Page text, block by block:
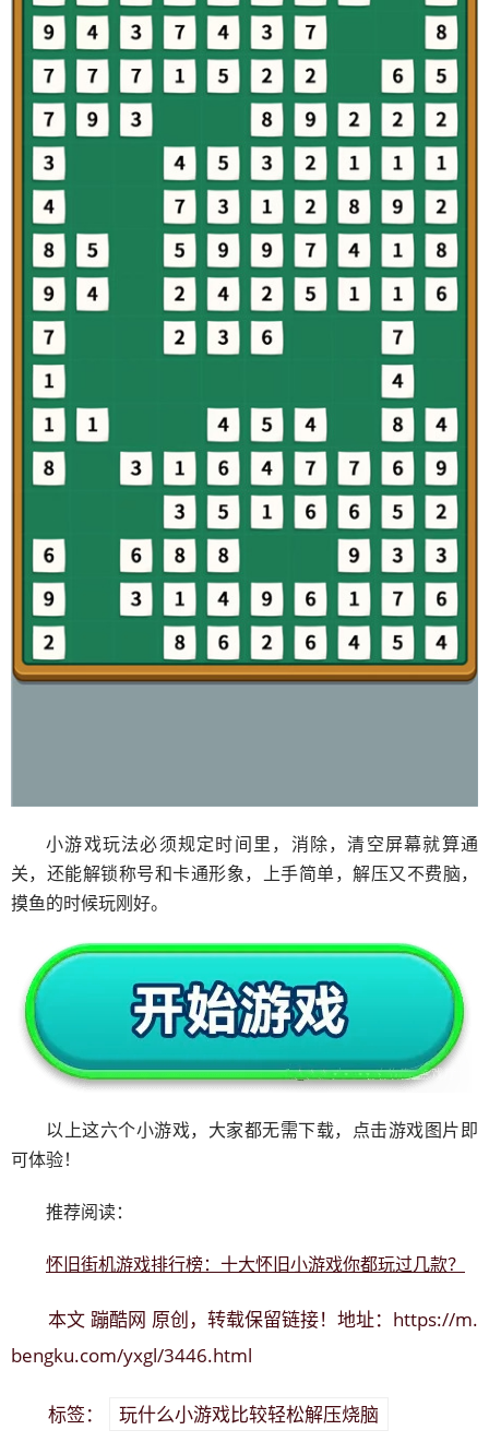
小游戏玩法必须规定时间里，消除，清空屏幕就算通
关，还能解锁称号和卡通形象，上手简单，解压又不费脑，
摸鱼的时候玩刚好。
以上这六个小游戏，大家都无需下载，点击游戏图片即
可体验！
推荐阅读：
怀旧街机游戏排行榜：十大怀旧小游戏你都玩过几款？
本文 蹦酷网 原创，转载保留链接！地址： https://m.
bengku.com/yxgl/3446.html
标签： 玩什么小游戏比较轻松解压烧脑